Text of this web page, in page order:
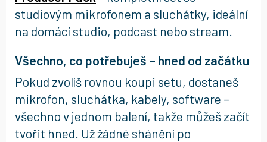
studiovým mikrofonem a sluchátky, ideální
na domácí studio, podcast nebo stream.
Všechno, co potřebuješ – hned od začátku
Pokud zvolíš rovnou koupi setu, dostaneš
mikrofon, sluchátka, kabely, software –
všechno v jednom balení, takže můžeš začít
tvořit hned. Už žádné shánění po